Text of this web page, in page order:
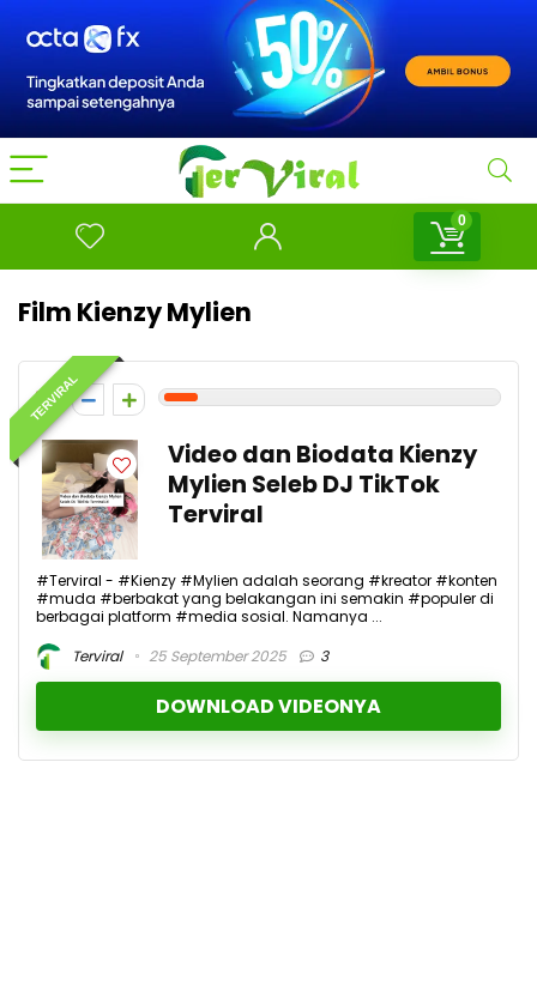
0
Film Kienzy Mylien
TERVIRAL
1
Video dan Biodata Kienzy
Mylien Seleb DJ TikTok
Terviral
#Terviral - #Kienzy #Mylien adalah seorang #kreator #konten
#muda #berbakat yang belakangan ini semakin #populer di
berbagai platform #media sosial. Namanya ...
Terviral
25 September 2025 3
DOWNLOAD VIDEONYA